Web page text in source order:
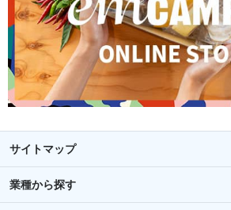
サイトマップ
業種から探す